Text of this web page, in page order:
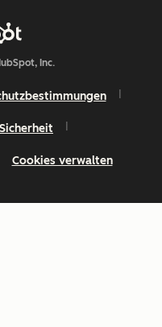
Inc.
Sicherheit
Cookies verwalten